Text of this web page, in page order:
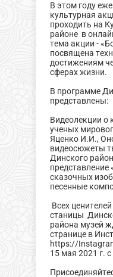
В этом году
культурная
проходить на
районе в
тема акции -
посвящена
достижениям
сферах жизни.
В программе
представлены:
Видеолекции о
ученых
Яценко И.И.,
видеосюжеты​
Динского
представление
сказочных
песенные
Всех
станицы
района музей
странице в
https://
15 мая 2021 г.